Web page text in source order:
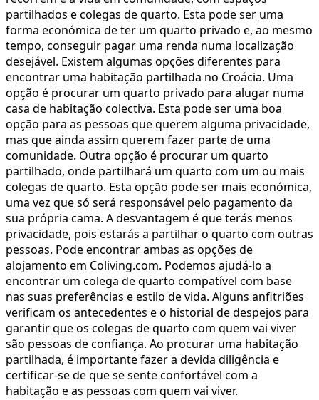
partilhados e colegas de quarto. Esta pode ser uma
forma económica de ter um quarto privado e, ao mesmo
tempo, conseguir pagar uma renda numa localização
desejável. Existem algumas opções diferentes para
encontrar uma habitação partilhada no Croácia. Uma
opção é procurar um quarto privado para alugar numa
casa de habitação colectiva. Esta pode ser uma boa
opção para as pessoas que querem alguma privacidade,
mas que ainda assim querem fazer parte de uma
comunidade. Outra opção é procurar um quarto
partilhado, onde partilhará um quarto com um ou mais
colegas de quarto. Esta opção pode ser mais económica,
uma vez que só será responsável pelo pagamento da
sua própria cama. A desvantagem é que terás menos
privacidade, pois estarás a partilhar o quarto com outras
pessoas. Pode encontrar ambas as opções de
alojamento em Coliving.com. Podemos ajudá-lo a
encontrar um colega de quarto compatível com base
nas suas preferências e estilo de vida. Alguns anfitriões
verificam os antecedentes e o historial de despejos para
garantir que os colegas de quarto com quem vai viver
são pessoas de confiança. Ao procurar uma habitação
partilhada, é importante fazer a devida diligência e
certificar-se de que se sente confortável com a
habitação e as pessoas com quem vai viver.